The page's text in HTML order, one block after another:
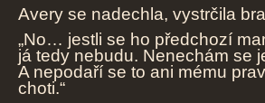
Avery se nadechla, vystrčila
„No… jestli se ho předchozí
já tedy nebudu. Nenechám se
A nepodaří se to ani mému
choti.“